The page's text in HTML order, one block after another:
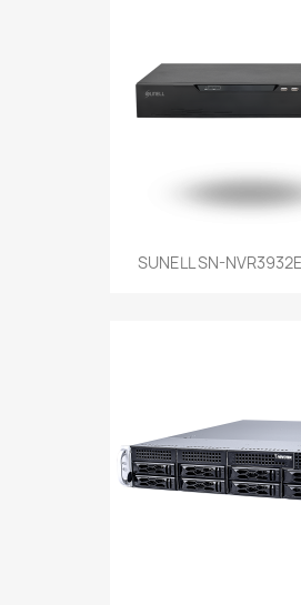
SUNELL SN-